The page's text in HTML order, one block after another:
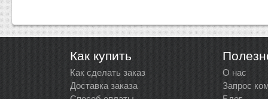
Как купить
Как сделать заказ
Доставка заказа
О нас
Запрос